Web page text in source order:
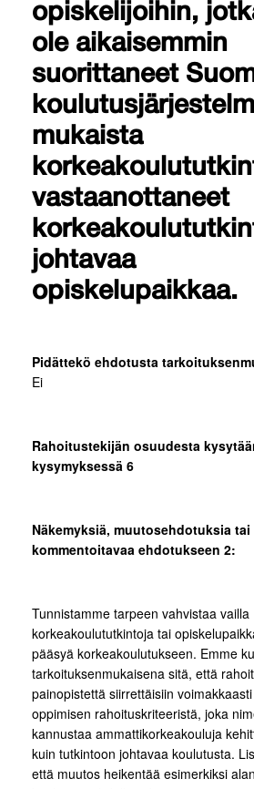
opiskelijoihin,
ole aikaisemmin
suorittaneet
mukaista
vastaanottaneet
johtavaa
opiskelupaikkaa.
Pidättekö ehdotusta
Ei
Rahoitustekijän osuudesta
kysymyksessä 6
Näkemyksiä, muutosehdotuksia tai
kommentoitavaa ehdotukseen 2:
Tunnistamme tarpeen vahvistaa vailla
korkeakoulututkintoja tai
pääsyä korkeakoulutukseen. Emme
tarkoituksenmukaisena sitä, että
painopistettä siirrettäisiin
oppimisen rahoituskriteeristä, joka
kannustaa ammattikorkeakouluja
kuin tutkintoon johtavaa koulutusta.
että muutos heikentää esimerkiksi